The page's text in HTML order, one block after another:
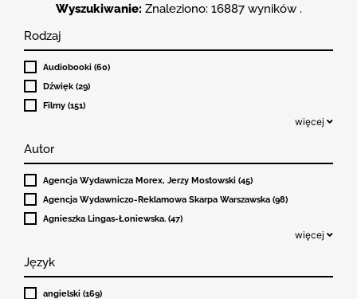
Wyszukiwanie: Znaleziono: 16887 wyników .
Rodzaj
Audiobooki (60)
Dźwięk (29)
Filmy (151)
więcej
Autor
Agencja Wydawnicza Morex, Jerzy Mostowski (45)
Agencja Wydawniczo-Reklamowa Skarpa Warszawska (98)
Agnieszka Lingas-Łoniewska. (47)
więcej
Język
angielski (169)